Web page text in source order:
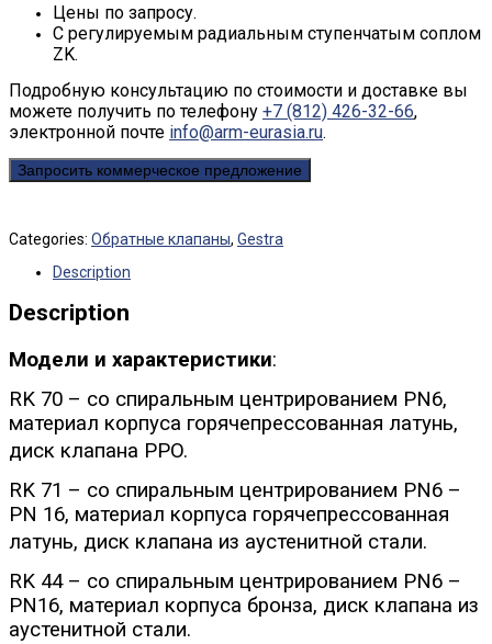
Цены по запросу.
С регулируемым радиальным ступенчатым соплом
ZK.
Подробную консультацию по стоимости и доставке вы
можете получить по телефону +7 (812) 426-32-66,
электронной почте info@arm-eurasia.ru.
Запросить коммерческое предложение
Categories: Обратные клапаны, Gestra
Description
Description
Модели и характеристики:
RK 70 – со спиральным центрированием PN6,
материал корпуса горячепрессованная латунь,
диск клапана PPO.
RK 71 – со спиральным центрированием PN6 –
PN 16, материал корпуса горячепрессованная
латунь, диск клапана из аустенитной стали.
RK 44 – со спиральным центрированием PN6 –
PN16, материал корпуса бронза, диск клапана из
аустенитной стали.